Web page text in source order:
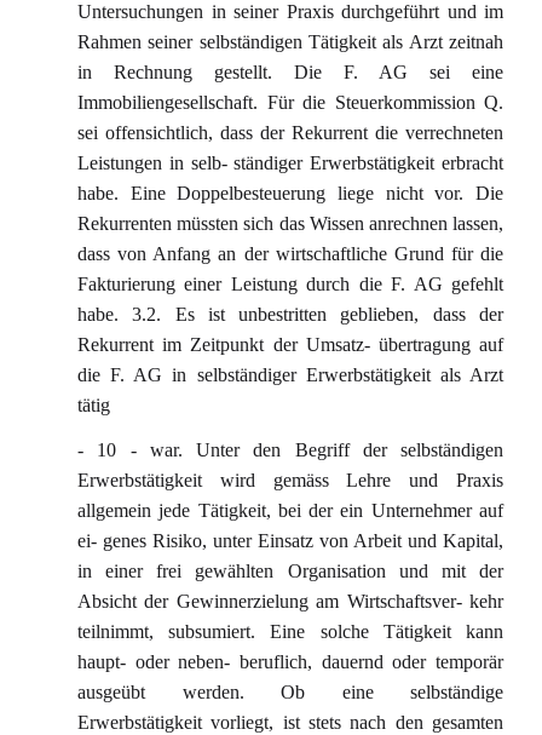
Untersuchungen in seiner Praxis durchgeführt und im
Rahmen seiner selbständigen Tätigkeit als Arzt zeitnah
in Rechnung gestellt. Die F. AG sei eine
Immobiliengesellschaft. Für die Steuerkommission Q.
sei offensichtlich, dass der Rekurrent die verrechneten
Leistungen in selb- ständiger Erwerbstätigkeit erbracht
habe. Eine Doppelbesteuerung liege nicht vor. Die
Rekurrenten müssten sich das Wissen anrechnen lassen,
dass von Anfang an der wirtschaftliche Grund für die
Fakturierung einer Leistung durch die F. AG gefehlt
habe. 3.2. Es ist unbestritten geblieben, dass der
Rekurrent im Zeitpunkt der Umsatz- übertragung auf
die F. AG in selbständiger Erwerbstätigkeit als Arzt
tätig
- 10 - war. Unter den Begriff der selbständigen
Erwerbstätigkeit wird gemäss Lehre und Praxis
allgemein jede Tätigkeit, bei der ein Unternehmer auf
ei- genes Risiko, unter Einsatz von Arbeit und Kapital,
in einer frei gewählten Organisation und mit der
Absicht der Gewinnerzielung am Wirtschaftsver- kehr
teilnimmt, subsumiert. Eine solche Tätigkeit kann
haupt- oder neben- beruflich, dauernd oder temporär
ausgeübt werden. Ob eine selbständige
Erwerbstätigkeit vorliegt, ist stets nach den gesamten